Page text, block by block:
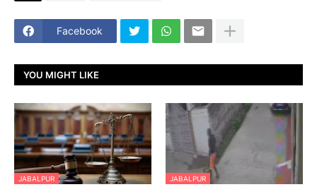
Facebook
YOU MIGHT LIKE
JABALPUR JABALPUR